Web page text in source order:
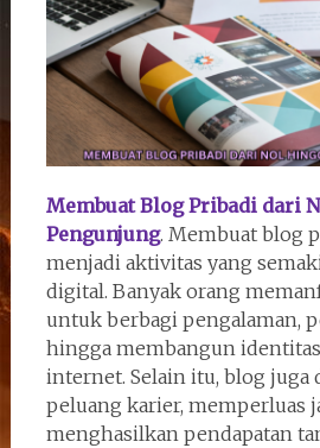
Membuat Blog Pribadi dari
Pengunjung. Membuat blog
menjadi aktivitas yang
digital. Banyak orang
untuk berbagi pengalaman,
hingga membangun
internet. Selain itu, blog juga
peluang karier, memperluas
menghasilkan pendapatan